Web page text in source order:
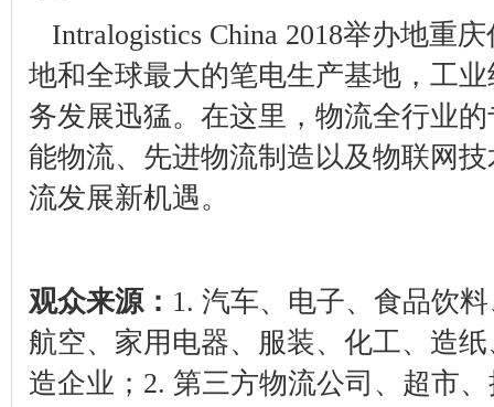
Intralogistics China 2018举办地重
地和全球最大的笔电生产基地，工
务发展迅猛。在这里，物流全行业
能物流、先进物流制造以及物联网
流发展新机遇。
观众来源： 1. 汽车、电子、食品饮
航空、家用电器、服装、化工、造
造企业； 2. 第三方物流公司、超市